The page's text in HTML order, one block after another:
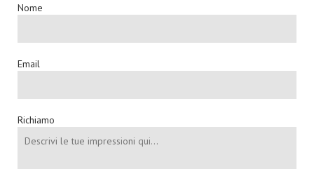
Nome
Email
Richiamo